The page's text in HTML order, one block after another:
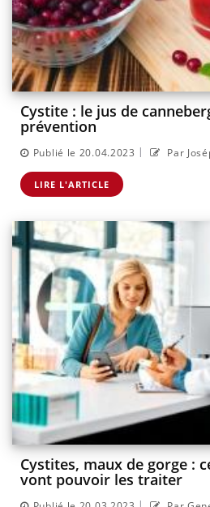
Cystite : le jus de
prévention
Publié le 20.04.2023 | Par
LIRE L'ARTICLE
Cystites, maux de gorge :
vont pouvoir les traiter